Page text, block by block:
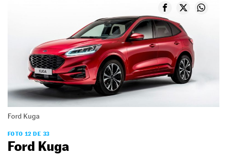
Ford Kuga
FOTO 12 DE 33
Ford Kuga